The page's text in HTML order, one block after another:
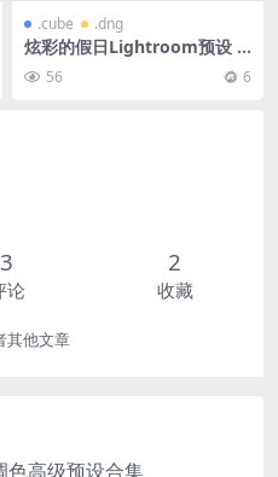
.cube .dng
炫彩的假日Lightroom预设 L
UT 56 6
3
论
2
收藏
其他文章
色高级预设合集